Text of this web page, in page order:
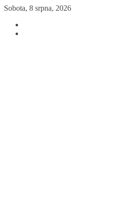
Přeskočit
obsah
Sobota, 8 srpna, 2026